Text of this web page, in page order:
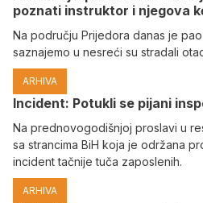
poznati instruktor i njegova
Na području Prijedora danas je
saznajemo u nesreći su stradali
ARHIVA
Incident: Potukli se pijani
Na prednovogodišnjoj proslavi u
sa strancima BiH koja je održana
incident tačnije tuča zaposlenih.
ARHIVA